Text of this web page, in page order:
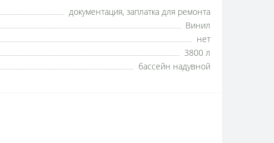
документация, заплатка для ремонта
Винил
нет
3800 л
бассейн надувной